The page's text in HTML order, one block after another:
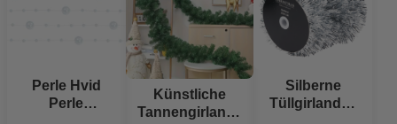
Perle Hvid
Perle
Künstliche
Tannengirlande
Silberne
Tüllgirlande -